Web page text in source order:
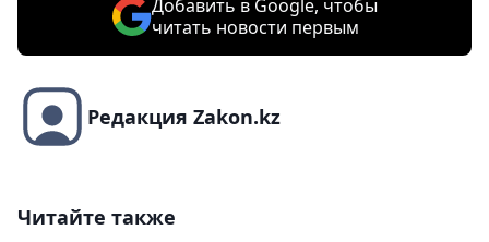
Добавить в Google, чтобы
читать новости первым
Редакция Zakon.kz
Читайте также